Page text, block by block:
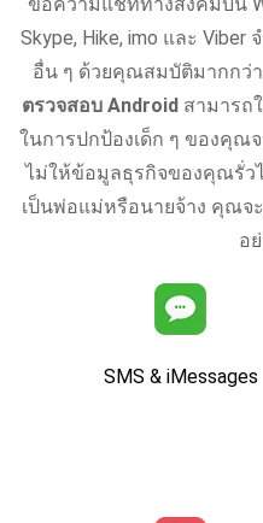
Skype, Hike, imo และ
อื่น ๆ ด้วยคุณสมบัติมากกว่า
ตรวจสอบ Androidสามารถ
ในการปกป้องเด็ก ๆ ของคุณ
ไม่ให้ข้อมูลธุรกิจของคุณรั่ว
เป็นพ่อแม่หรือนายจ้าง คุณจ
อ
SMS & iMessages